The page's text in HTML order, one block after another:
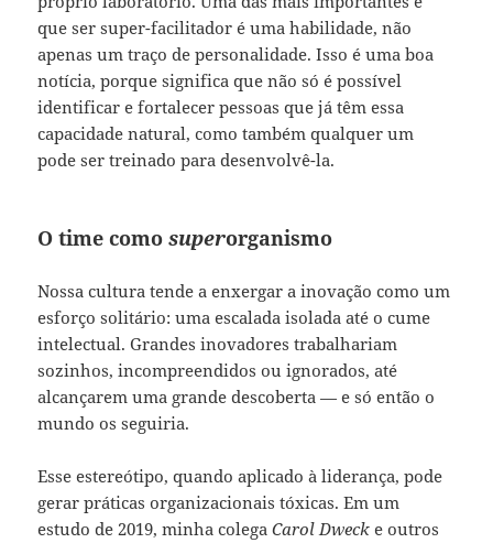
que ser super-facilitador é uma habilidade, não
apenas um traço de personalidade. Isso é uma boa
notícia, porque significa que não só é possível
identificar e fortalecer pessoas que já têm essa
capacidade natural, como também qualquer um
pode ser treinado para desenvolvê-la.
O time comosuperorganismo
Nossa cultura tende a enxergar a inovação como um
esforço solitário: uma escalada isolada até o cume
intelectual. Grandes inovadores trabalhariam
sozinhos, incompreendidos ou ignorados, até
alcançarem uma grande descoberta — e só então o
mundo os seguiria.
Esse estereótipo, quando aplicado à liderança, pode
gerar práticas organizacionais tóxicas. Em um
estudo de 2019, minha colegaCarol Dweck e outros